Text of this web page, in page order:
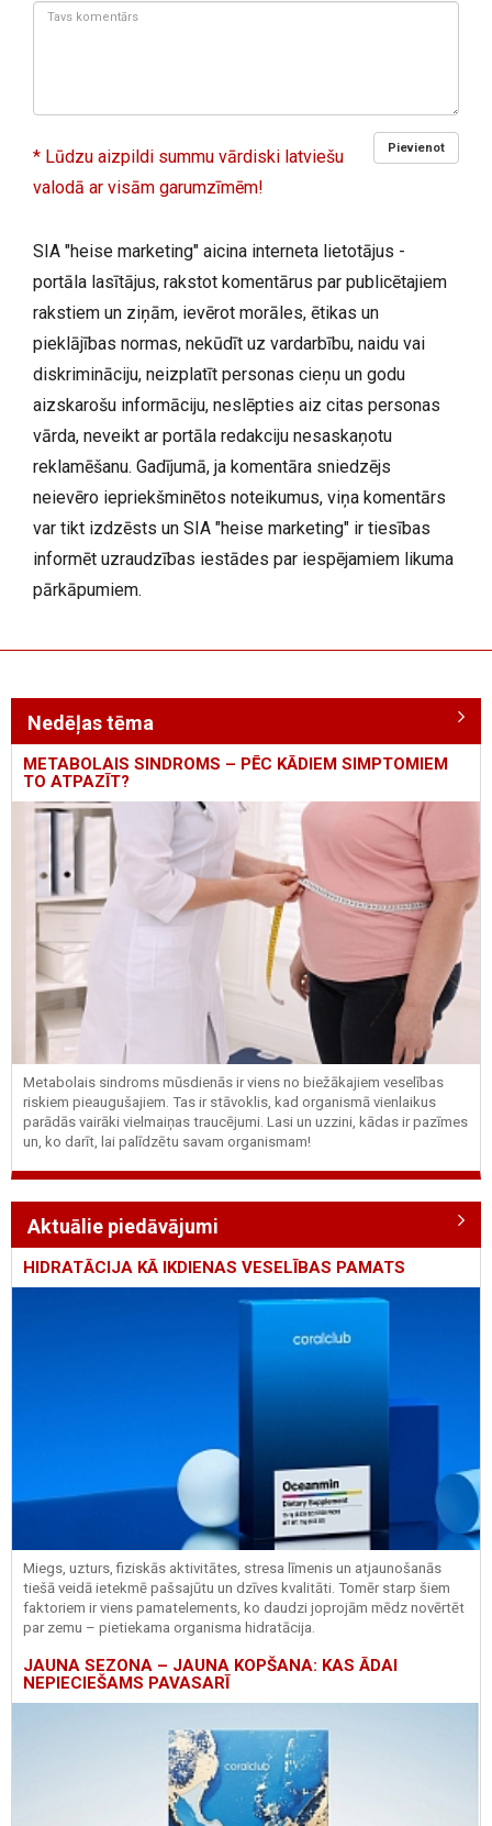
Tavs
Pievienot
* Lūdzu aizpildi summu vārdiski latviešu
valodā ar visām garumzīmēm!
SIA "heise marketing" aicina interneta lietotājus -
portāla lasītājus, rakstot komentārus par publicētajiem
rakstiem un ziņām, ievērot morāles, ētikas un
pieklājības normas, nekūdīt uz vardarbību, naidu vai
diskrimināciju, neizplatīt personas cieņu un godu
aizskarošu informāciju, neslēpties aiz citas personas
vārda, neveikt ar portāla redakciju nesaskaņotu
reklamēšanu. Gadījumā, ja komentāra sniedzējs
neievēro iepriekšminētos noteikumus, viņa komentārs
var tikt izdzēsts un SIA "heise marketing" ir tiesības
informēt uzraudzības iestādes par iespējamiem likuma
pārkāpumiem.
Nedēļas tēma
METABOLAIS SINDROMS – PĒC KĀDIEM SIMPTOMIEM
TO ATPAZĪT?
Metabolais sindroms mūsdienās ir viens no biežākajiem veselības
riskiem pieaugušajiem. Tas ir stāvoklis, kad organismā vienlaikus
parādās vairāki vielmaiņas traucējumi. Lasi un uzzini, kādas ir pazīmes
un, ko darīt, lai palīdzētu savam organismam!
Aktuālie piedāvājumi
HIDRATĀCIJA KĀ IKDIENAS VESELĪBAS PAMATS
Miegs, uzturs, fiziskās aktivitātes, stresa līmenis un atjaunošanās
tiešā veidā ietekmē pašsajūtu un dzīves kvalitāti. Tomēr starp šiem
faktoriem ir viens pamatelements, ko daudzi joprojām mēdz novērtēt
par zemu – pietiekama organisma hidratācija.
JAUNA SEZONA – JAUNA KOPŠANA: KAS ĀDAI
NEPIECIEŠAMS PAVASARĪ